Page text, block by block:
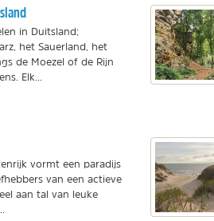
in Duitsland;
het Sauerland, het
de Moezel of de Rijn
Elk...
vormt een paradijs
van een actieve
aan tal van leuke